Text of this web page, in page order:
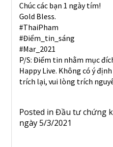
Chúc các bạn 1 ngày tím!
Gold Bless.
#ThaiPham
#Điểm_tin_sáng
#Mar_2021
P/S: Điểm tin nhằm mục
Happy Live. Không có ý
trích lại, vui lòng trích
Posted in Đầu tư chứng
ngày 5/3/2021